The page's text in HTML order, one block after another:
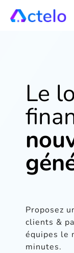
Le
Proposez
clients &
équipes le
minutes.